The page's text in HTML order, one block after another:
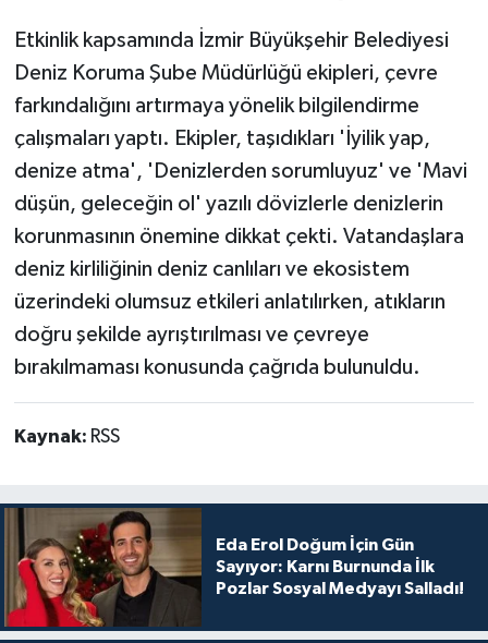
Etkinlik kapsamında İzmir Büyükşehir Belediyesi
Deniz Koruma Şube Müdürlüğü ekipleri, çevre
farkındalığını artırmaya yönelik bilgilendirme
çalışmaları yaptı. Ekipler, taşıdıkları 'İyilik yap,
denize atma', 'Denizlerden sorumluyuz' ve 'Mavi
düşün, geleceğin ol' yazılı dövizlerle denizlerin
korunmasının önemine dikkat çekti. Vatandaşlara
deniz kirliliğinin deniz canlıları ve ekosistem
üzerindeki olumsuz etkileri anlatılırken, atıkların
doğru şekilde ayrıştırılması ve çevreye
bırakılmaması konusunda çağrıda bulunuldu.
Kaynak: RSS
Eda Erol Doğum İçin Gün
Sayıyor: Karnı Burnunda İlk
Pozlar Sosyal Medyayı Salladı!